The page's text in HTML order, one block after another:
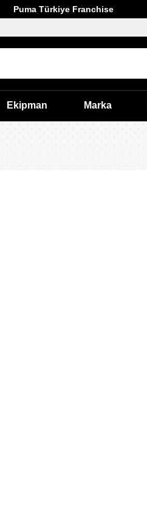
Puma Türkiye Franchise
Ekipman Marka